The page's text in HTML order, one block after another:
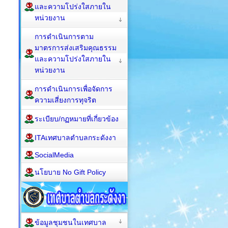
และความโปร่งใสภายใน
หน่วยงาน
การดำเนินการตาม
มาตรการส่งเสริมคุณธรรม
และความโปร่งใสภายใน
หน่วยงาน
การดำเนินการเพื่อจัดการ
ความเสี่ยงการทุจริต
ระเบียบ/กฏหมายที่เกี่ยวข้อง
ITAเทศบาลตำบลกระดังงา
SocialMedia
นโยบาย No Gift Policy
ข้อมูลชุมชนในเทศบาล